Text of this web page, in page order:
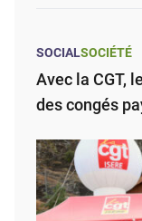
SOCIALSOCIÉTÉ
Avec la CGT,
des congés